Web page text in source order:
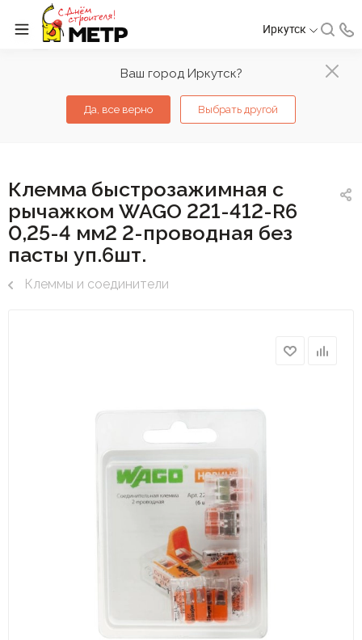
Ваш город Иркутск?
Да, все верно Выбрать другой
Иркутск
Клемма быстрозажимная с
рычажком WAGO 221-412-R6
0,25-4 мм2 2-проводная без
пасты уп.6шт.
Клеммы и соединители